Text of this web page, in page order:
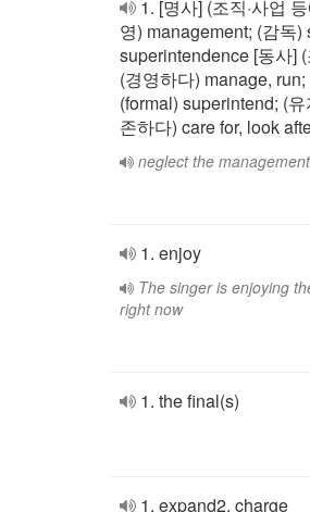
1. [명사] (조직·사업
영) management; (감독
superintendence [동사]
(경영하다) manage,
(formal) superintend; (
존하다) care for, look
neglect the
1. enjoy
The singer is enjoying
right now
1. the final(s)
1. expand2. charge